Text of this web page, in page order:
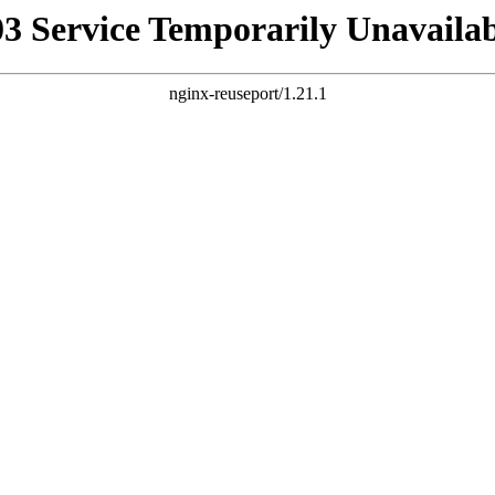
Service Temporarily
nginx-reuseport/1.21.1